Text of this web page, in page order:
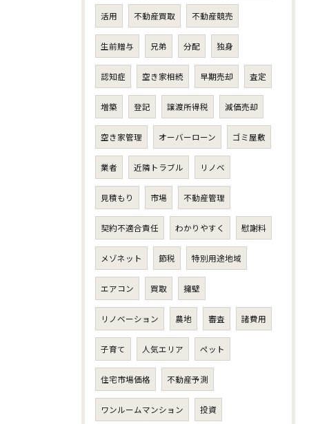
活用 不動産買取 不動産競売
生前贈与 兄弟 分配 独身
認知症 空き家相続 早期売却 査定
増築 登記 譲渡所得税 減価売却
空き家管理 オーバーローン ゴミ屋敷
業者 近隣トラブル リノベ
見積もり 市場 不動産管理
契約不適合責任 わかりやすく 慰謝料
メゾネット 節税 特別用途地域
エアコン 買取 擁壁
リノベーション 農地 審査 諸費用
子育て 人気エリア ペット
住宅市場価格 不動産予測
ワンルームマンション 投資